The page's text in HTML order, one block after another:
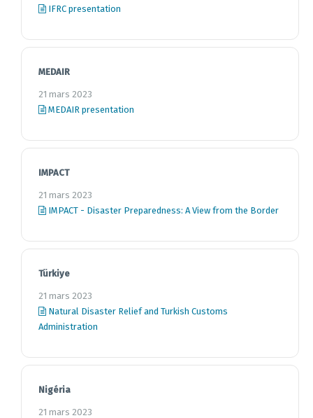
IFRC presentation
MEDAIR
21 mars 2023
MEDAIR presentation
IMPACT
21 mars 2023
IMPACT - Disaster Preparedness: A View from the Border
Türkiye
21 mars 2023
Natural Disaster Relief and Turkish Customs
Administration
Nigéria
21 mars 2023